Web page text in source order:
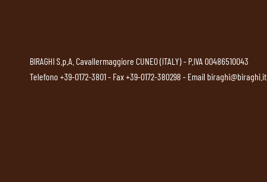
BIRAGHI S.p.A. Cavallermaggiore CUNEO (ITALY) - P.IVA 00486510043
Telefono +39-0172-3801- Fax +39-0172-380298 - Email biraghi@biraghi.it